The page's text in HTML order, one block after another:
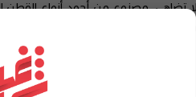
لا تضاهى. مصنوع من أجود أنواع
بين التراث والحداثة.